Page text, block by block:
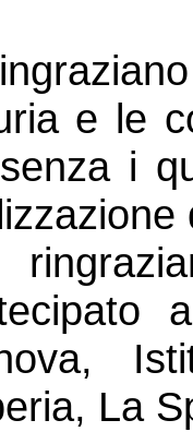
e le
i
La